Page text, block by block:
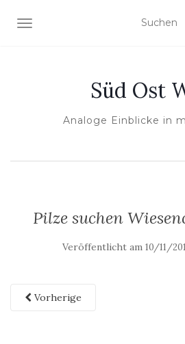
NAVIGATION UMSCHALTEN
Süd Ost
Analoge Einblicke in
Pilze suchen
Veröffentlicht am 10/11/
Vorherige